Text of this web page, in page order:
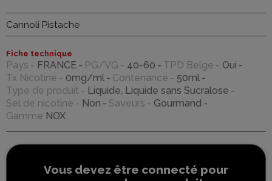
Cannoli Pistache
Fiche technique
Pays FRANCE PG/VG 40-60 TPD Belge
Oui
Tx Nicotine
0mg/ml Contenance
50ml
Type de produit
Liquide, Liquide sans Sucralose
Sel de nicotine
Non Saveurs
Gourmand
Gamme NOX
Vous devez être connecté pour